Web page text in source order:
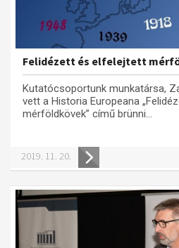
Felidézett és elfelejtett
Kutatócsoportunk munkatársa,
vett a Historia Europeana
mérföldkövek” című brünni...
2019. 11. 20.